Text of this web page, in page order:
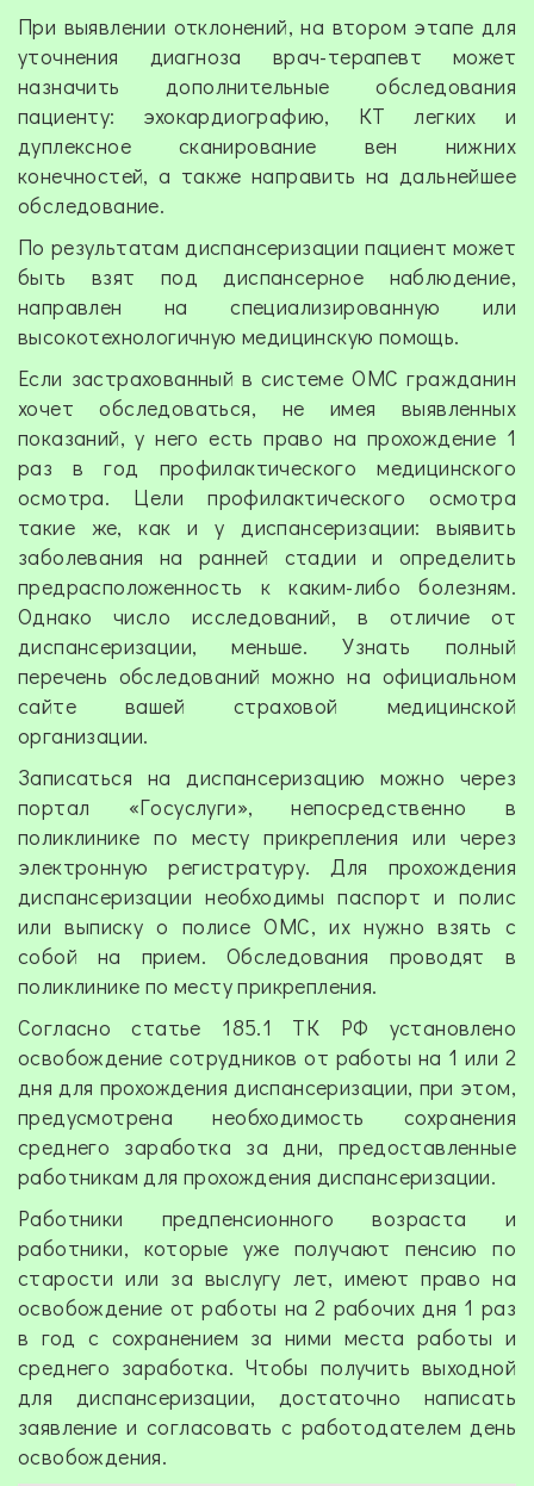
При выявлении отклонений, на втором этапе для
уточнения диагноза врач-терапевт может
назначить дополнительные обследования
пациенту: эхокардиографию, КТ легких и
дуплексное сканирование вен нижних
конечностей, а также направить на дальнейшее
обследование.
По результатам диспансеризации пациент может
быть взят под диспансерное наблюдение,
направлен на специализированную или
высокотехнологичную медицинскую помощь.
Если застрахованный в системе ОМС гражданин
хочет обследоваться, не имея выявленных
показаний, у него есть право на прохождение 1
раз в год профилактического медицинского
осмотра. Цели профилактического осмотра
такие же, как и у диспансеризации: выявить
заболевания на ранней стадии и определить
предрасположенность к каким-либо болезням.
Однако число исследований, в отличие от
диспансеризации, меньше. Узнать полный
перечень обследований можно на официальном
сайте вашей страховой медицинской
организации.
Записаться на диспансеризацию можно через
портал «Госуслуги», непосредственно в
поликлинике по месту прикрепления или через
электронную регистратуру. Для прохождения
диспансеризации необходимы паспорт и полис
или выписку о полисе ОМС, их нужно взять с
собой на прием. Обследования проводят в
поликлинике по месту прикрепления.
Согласно статье 185.1 ТК РФ установлено
освобождение сотрудников от работы на 1 или 2
дня для прохождения диспансеризации, при этом,
предусмотрена необходимость сохранения
среднего заработка за дни, предоставленные
работникам для прохождения диспансеризации.
Работники предпенсионного возраста и
работники, которые уже получают пенсию по
старости или за выслугу лет, имеют право на
освобождение от работы на 2 рабочих дня 1 раз
в год с сохранением за ними места работы и
среднего заработка. Чтобы получить выходной
для диспансеризации, достаточно написать
заявление и согласовать с работодателем день
освобождения.